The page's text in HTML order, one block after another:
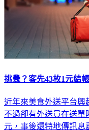
挑釁？客先43枚1元結
近年來美食外送平台興
不過卻有外送員在送單
元，事後還特地傳訊